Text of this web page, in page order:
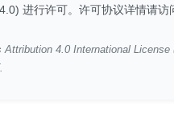
进行许可。许可协议详情请访
4.0 International
.